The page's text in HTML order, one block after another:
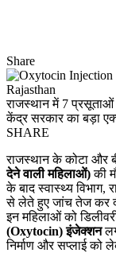
Share
राजस्थान में 7
केंद्र सरकार का बड़ा
SHARE
राजस्थान के कोटा और
देने वाली महिलाओं)की
के बाद स्वास्थ्य विभाग,
से लेते हुए जांच तेज कर
इन महिलाओं को
(Oxytocin) इंजेक्शन
निर्माण और सप्लाई